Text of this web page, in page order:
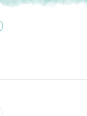
検索する